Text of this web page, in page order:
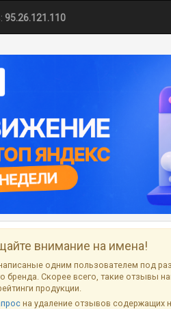
95.26.121.110
внимание на имена!
одним пользователем под
бренда. Скорее всего, такие отзывы
продукции.
на удаление отзывов